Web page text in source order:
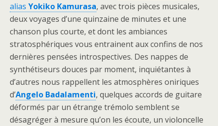
alias Yokiko Kamurasa, avec trois pièces musicales,
deux voyages d’une quinzaine de minutes et une
chanson plus courte, et dont les ambiances
stratosphériques vous entrainent aux confins de nos
dernières pensées introspectives. Des nappes de
synthétiseurs douces par moment, inquiétantes à
d’autres nous rappellent les atmosphères oniriques
d’Angelo Badalamenti, quelques accords de guitare
déformés par un étrange trémolo semblent se
désagréger à mesure qu’on les écoute, un violoncelle